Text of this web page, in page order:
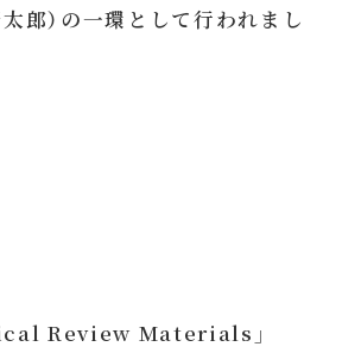
太郎）の一環として行われまし
Review Materials」